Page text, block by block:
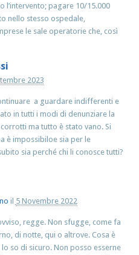
l’intervento; pagare 10/15.000
nello stesso ospedale,
le sale operatorie che, così
2023
a guardare indifferenti e
in tutti i modi di denunziare la
ma tutto è stato vano. Si
è impossibiloe sia per le
sia perché chi li conosce tutti?
il 5 Novembre 2022
regge. Non sfugge, come fa
di notte, qui o altrove. Cosa è
lo so di sicuro. Non posso esserne